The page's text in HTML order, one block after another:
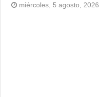
miércoles, 5 agosto, 2026